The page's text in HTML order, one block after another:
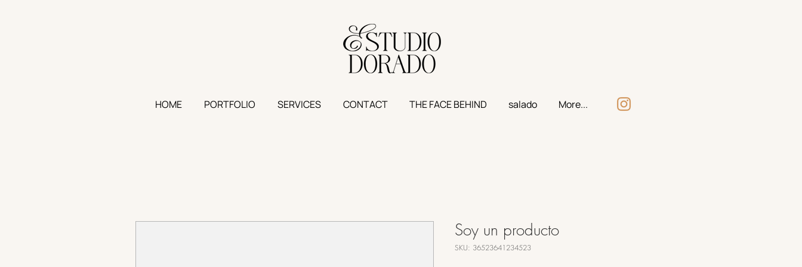
HOME PORTFOLIO SERVICES CONTACT THE FACE BEHIND salado More...
Soy un producto
SKU: 36523641234523